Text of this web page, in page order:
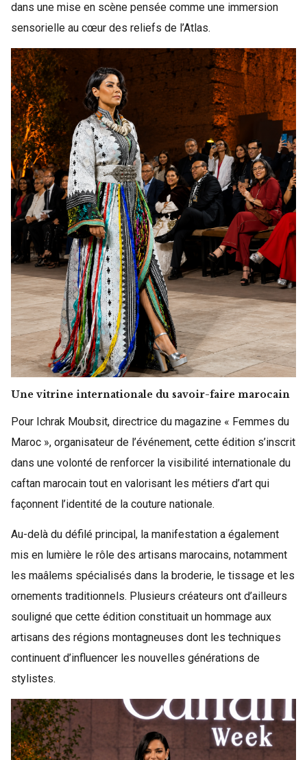
dans une mise en scène pensée comme une immersion
sensorielle au cœur des reliefs de l’Atlas.
Une vitrine internationale du savoir-faire marocain
Pour Ichrak Moubsit, directrice du magazine « Femmes du
Maroc », organisateur de l’événement, cette édition s’inscrit
dans une volonté de renforcer la visibilité internationale du
caftan marocain tout en valorisant les métiers d’art qui
façonnent l’identité de la couture nationale.
Au-delà du défilé principal, la manifestation a également
mis en lumière le rôle des artisans marocains, notamment
les maâlems spécialisés dans la broderie, le tissage et les
ornements traditionnels. Plusieurs créateurs ont d’ailleurs
souligné que cette édition constituait un hommage aux
artisans des régions montagneuses dont les techniques
continuent d’influencer les nouvelles générations de
stylistes.